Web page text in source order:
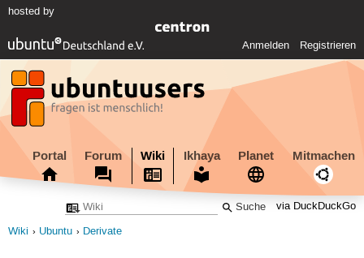
hosted by
Anmelden Registrieren
Portal Forum Wiki Ikhaya Planet Mitmachen
via DuckDuckGo
Wiki Ubuntu Derivate